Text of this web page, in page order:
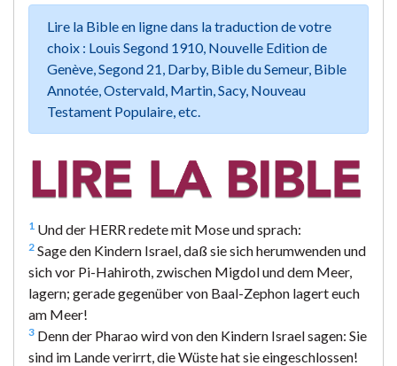
Lire la Bible en ligne dans la traduction de votre
choix : Louis Segond 1910, Nouvelle Edition de
Genève, Segond 21, Darby, Bible du Semeur, Bible
Annotée, Ostervald, Martin, Sacy, Nouveau
Testament Populaire, etc.
1 Und der HERR redete mit Mose und sprach:
2 Sage den Kindern Israel, daß sie sich herumwenden und
sich vor Pi-Hahiroth, zwischen Migdol und dem Meer,
lagern; gerade gegenüber von Baal-Zephon lagert euch
am Meer!
3 Denn der Pharao wird von den Kindern Israel sagen: Sie
sind im Lande verirrt, die Wüste hat sie eingeschlossen!